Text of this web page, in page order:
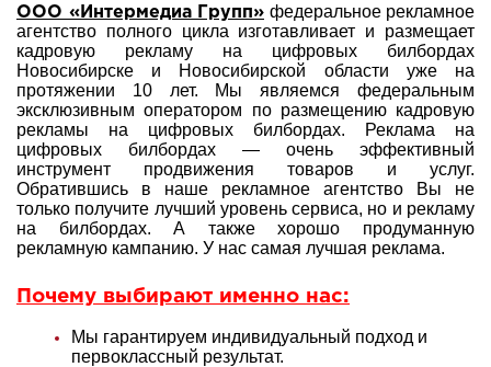
ООО «Интермедиа Групп» федеральное рекламное
агентство полного цикла изготавливает и размещает
кадровую рекламу на цифровых билбордах
Новосибирске и Новосибирской области уже на
протяжении 10 лет. Мы являемся федеральным
эксклюзивным оператором по размещению кадровую
рекламы на цифровых билбордах. Реклама на
цифровых билбордах — очень эффективный
инструмент продвижения товаров и услуг.
Обратившись в наше рекламное агентство Вы не
только получите лучший уровень сервиса, но и рекламу
на билбордах. А также хорошо продуманную
рекламную кампанию. У нас самая лучшая реклама.
Почему выбирают именно нас:
Мы гарантируем индивидуальный подход и
первоклассный результат.